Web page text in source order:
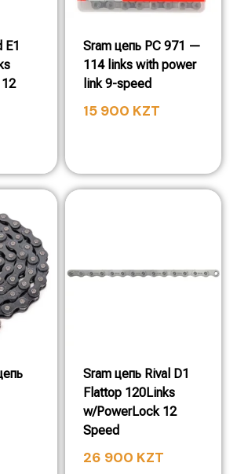
E1
Sram цепь PC 971 —
114 links with power
link 9-speed
15 900 KZT
Sram цепь Rival D1
Flattop 120Links
w/PowerLock 12
Speed
26 900 KZT